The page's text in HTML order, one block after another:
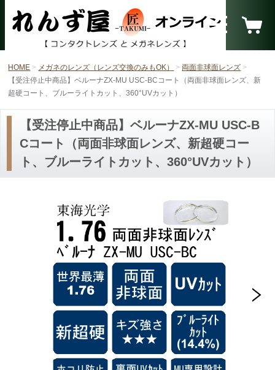
HOME メガネのレンズ（レンズ交換のみもOK）
両面非球面レンズ
【受注停止中商品】ベルーナZX-MU USC-BCコート（両面非球面レンズ、新
超硬コート、ブルーライトカット、360°UVカット）
【受注停止中商品】ベルーナZX-MU USC-B
Cコート（両面非球面レンズ、新超硬コー
ト、ブルーライトカット、360°UVカット）